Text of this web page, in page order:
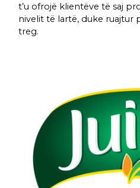
t’u ofrojë klientëve të saj
nivelit të lartë, duke ruajtur
treg.